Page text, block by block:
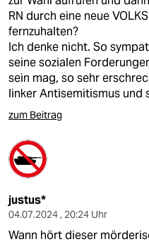
RN durch eine neue
fernzuhalten?
Ich denke nicht. So
seine sozialen
sein mag, so sehr
linker Antisemitismus und
zum Beitrag
justus*
04.07.2024 , 20:24 Uhr
Wann hört dieser